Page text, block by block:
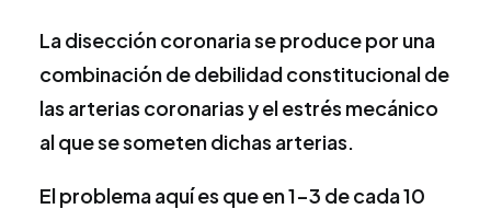
La disección coronaria se produce por una
combinación de debilidad constitucional de
las arterias coronarias y el estrés mecánico
al que se someten dichas arterias.
El problema aquí es que en 1-3 de cada 10